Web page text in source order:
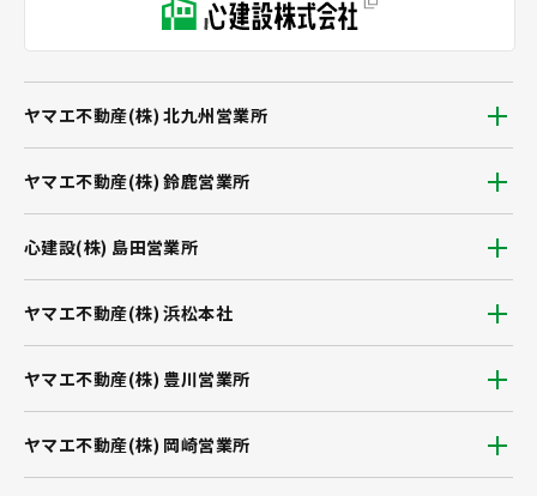
ヤマエ不動産(株) 浜松本社
ヤマエ不動産(株) 豊川営業所
ヤマエ不動産(株) 岡崎営業所
ヤマエ不動産(株) 北九州営業所
ヤマエ不動産(株) 鈴鹿営業所
心建設(株) 島田営業所